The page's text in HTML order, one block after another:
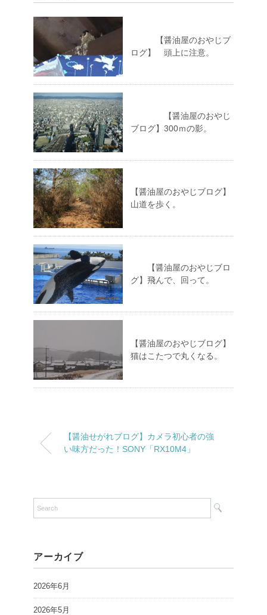
【醤油屋のおやじブ
ログ】 頭上に注意。
【醤油屋のおやじ
ブログ】300ｍの影。
【醤油屋のおやじブログ】
山道を歩く。
【醤油屋のおやじブロ
グ】飛んで、回って。
【醤油屋のおやじブログ】
猫はこたつで丸くなる。
【醤油せがれブログ】カメラ初心者の強
い味方だった！SONY「RX10M4」
アーカイブ
2026年6月
2026年5月